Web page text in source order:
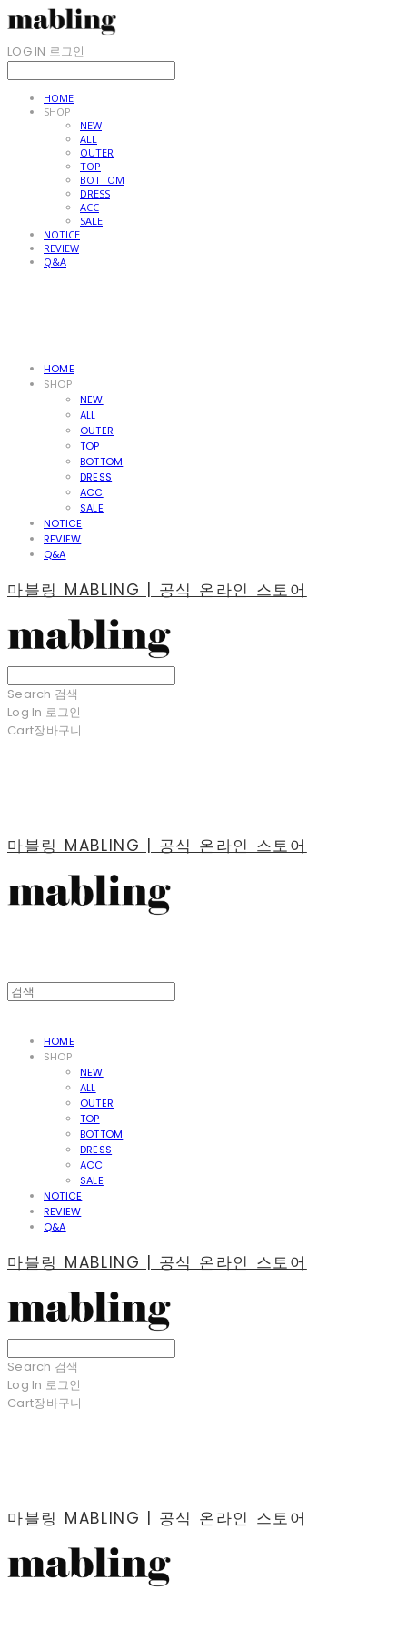
LOG IN 로그인
HOME
SHOP
NEW
ALL
OUTER
TOP
BOTTOM
DRESS
ACC
SALE
NOTICE
REVIEW
Q&A
HOME
SHOP
NEW
ALL
OUTER
TOP
BOTTOM
DRESS
ACC
SALE
NOTICE
REVIEW
Q&A
마블링 MABLING | 공식 온라인 스토어
Search 검색
Log In 로그인
Cart장바구니
마블링 MABLING | 공식 온라인 스토어
HOME
SHOP
NEW
ALL
OUTER
TOP
BOTTOM
DRESS
ACC
SALE
NOTICE
REVIEW
Q&A
마블링 MABLING | 공식 온라인 스토어
Search 검색
Log In 로그인
Cart장바구니
마블링 MABLING | 공식 온라인 스토어